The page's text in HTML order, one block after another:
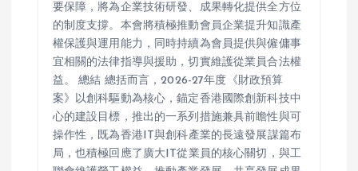
要保障，將為企業技術研發、成果轉化提供全方位
的制度支撐。本會將積極推動會員企業提升知識產
權保護與運用能力，同時持續為會員提供與僱傭事
宜相關的法律指導與援助，切實維護從業員合法權
益。 總結 總括而言，2026-27年度《財政預算
案》以創科驅動為核心，錨定香港國際創新科技中
心的建設目標，推出的一系列措施兼具前瞻性與可
操作性，既為香港IT與創科產業的長遠發展謀篇布
局，也積極回應了廣大IT從業員的核心關切，與工